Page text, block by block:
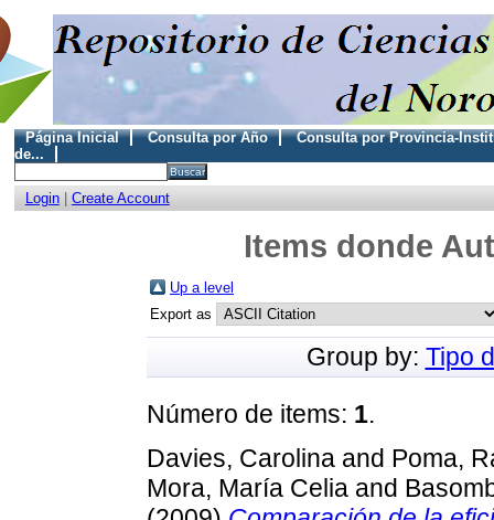
Página Inicial Consulta por Año
Consulta por Provincia-
de...
Login| Create Account
Items donde
Up a level
Export as
Group by: Tipo
Número de items: 1.
Davies, Carolina and Poma,
Mora, María Celia and